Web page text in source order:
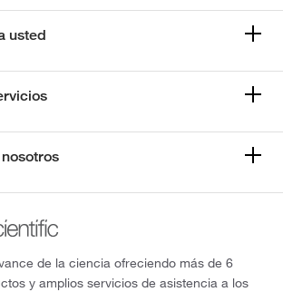
usted
de la ciencia ofreciendo más de 6
y amplios servicios de asistencia a los